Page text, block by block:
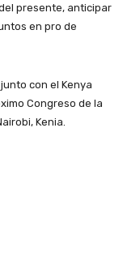
presente, anticipar
en pro de
con el Kenya
Congreso de la
Kenia.